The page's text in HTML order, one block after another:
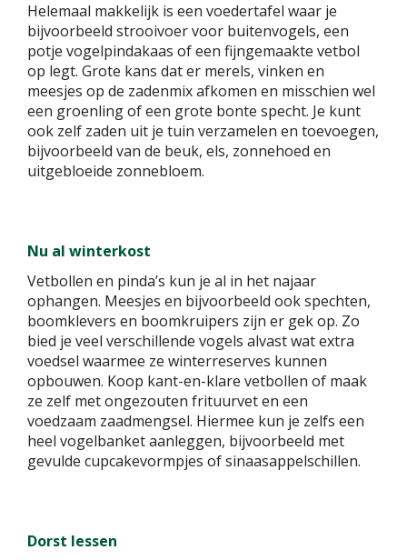
Helemaal makkelijk is een voedertafel waar je
bijvoorbeeld strooivoer voor buitenvogels, een
potje vogelpindakaas of een fijngemaakte vetbol
op legt. Grote kans dat er merels, vinken en
meesjes op de zadenmix afkomen en misschien wel
een groenling of een grote bonte specht. Je kunt
ook zelf zaden uit je tuin verzamelen en toevoegen,
bijvoorbeeld van de beuk, els, zonnehoed en
uitgebloeide zonnebloem.
Nu al winterkost
Vetbollen en pinda’s kun je al in het najaar
ophangen. Meesjes en bijvoorbeeld ook spechten,
boomklevers en boomkruipers zijn er gek op. Zo
bied je veel verschillende vogels alvast wat extra
voedsel waarmee ze winterreserves kunnen
opbouwen. Koop kant-en-klare vetbollen of maak
ze zelf met ongezouten frituurvet en een
voedzaam zaadmengsel. Hiermee kun je zelfs een
heel vogelbanket aanleggen, bijvoorbeeld met
gevulde cupcakevormpjes of sinaasappelschillen.
Dorst lessen